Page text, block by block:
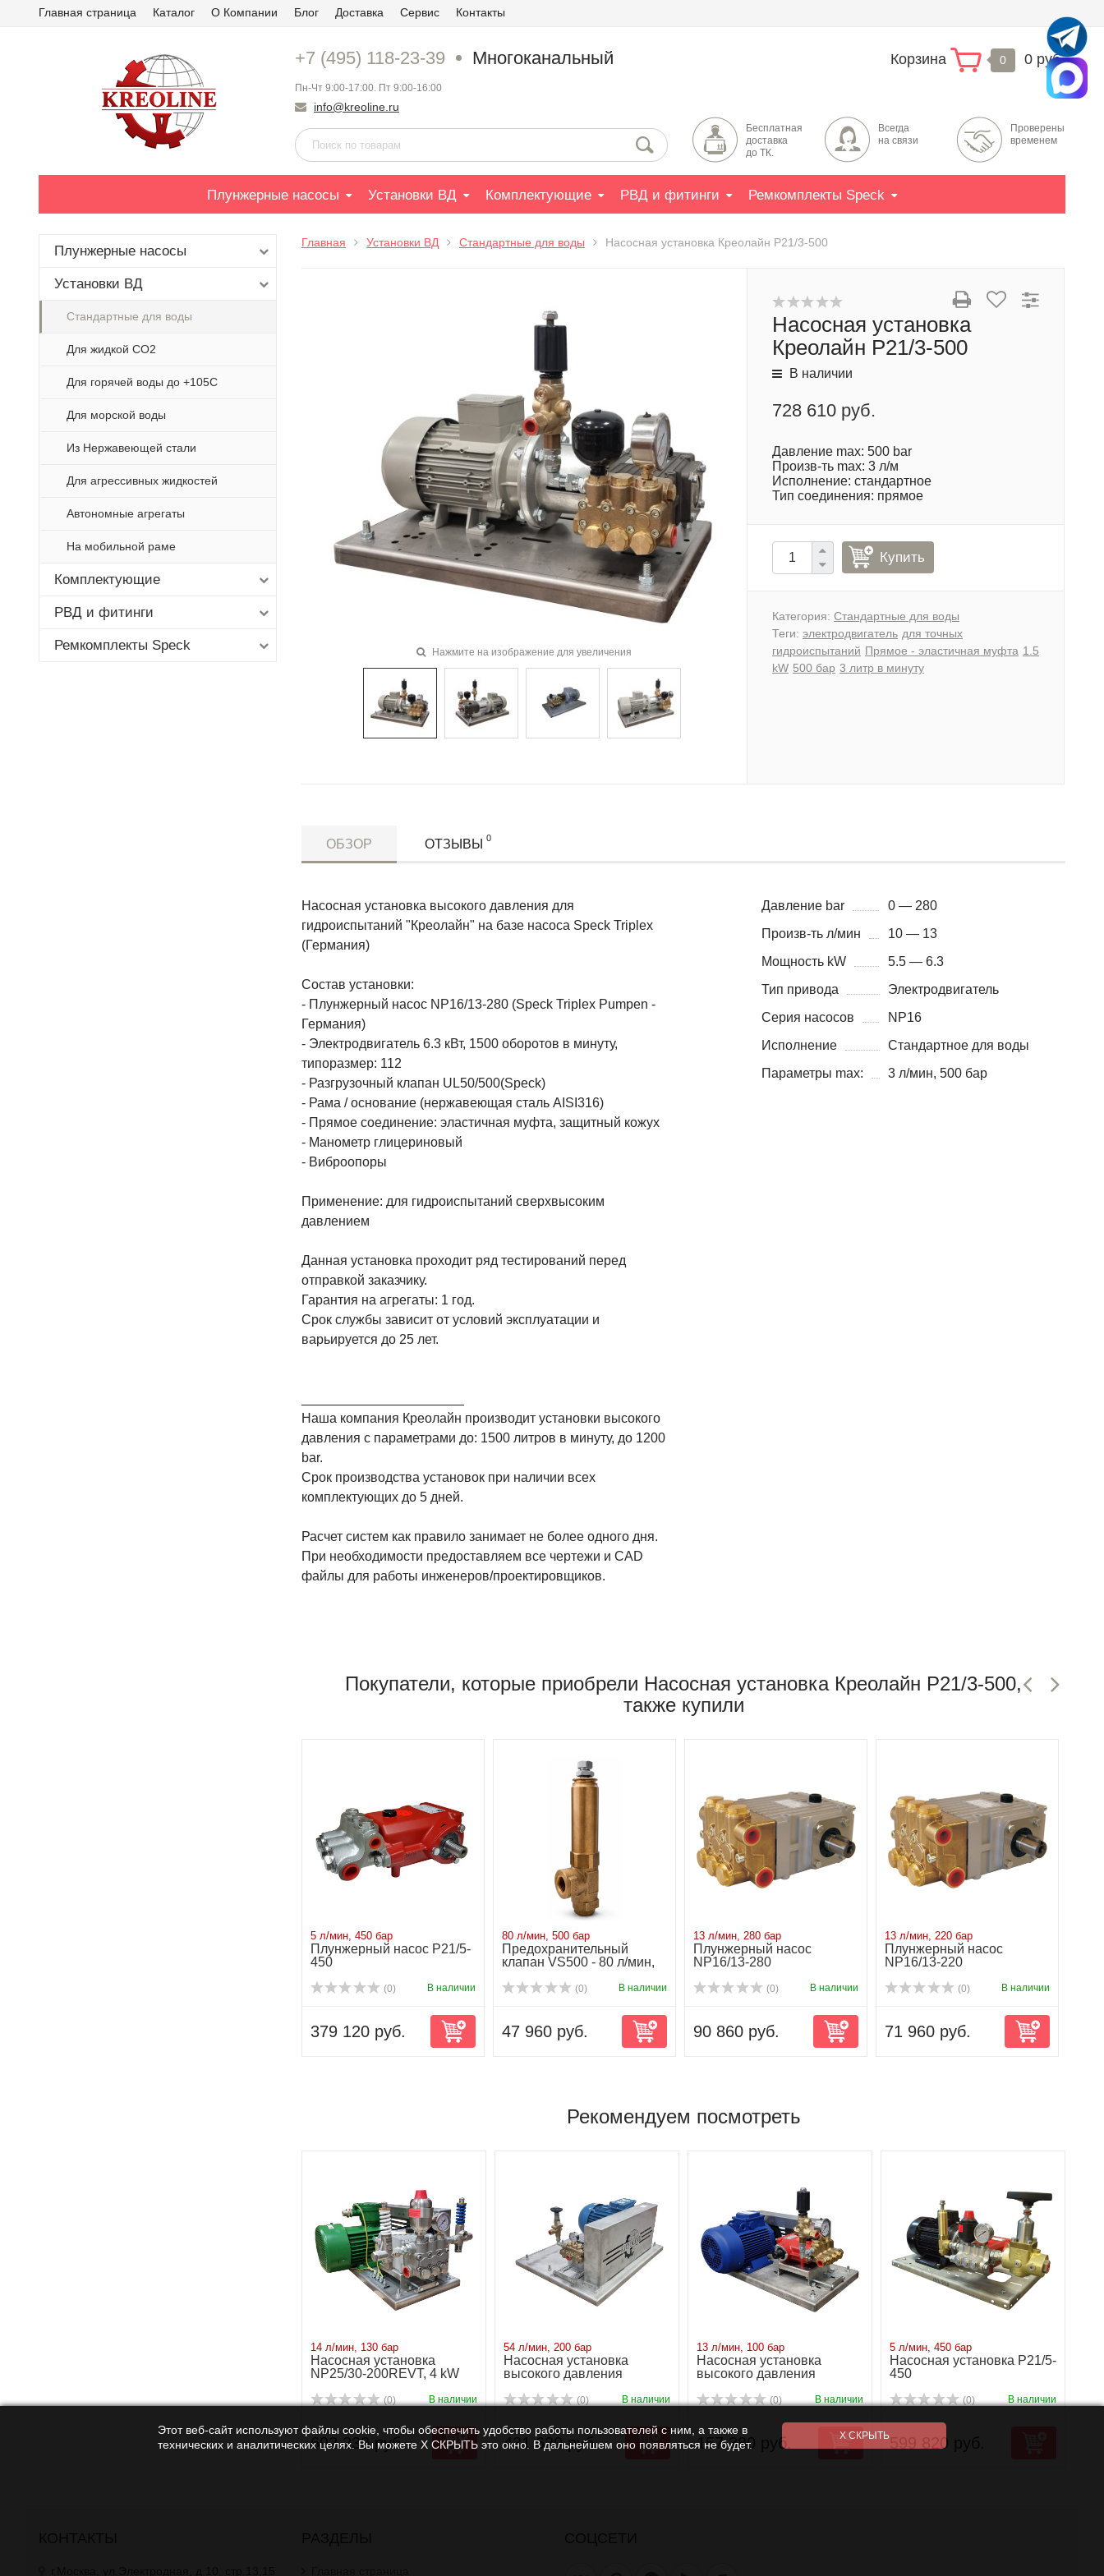
Главная страница Каталог О Компании Блог Доставка Сервис Контакты
+7 (495) 118-23-39 Многоканальный
Пн-Чт 9:00-17:00. Пт 9:00-16:00
info@kreoline.ru
Корзина 0 0 руб.
Бесплатная
доставка
до ТК.
Всегда
на связи
Проверены
временем
Плунжерные насосы Установки ВД Комплектующие РВД и фитинги Ремкомплекты Speck
Плунжерные насосы
Установки ВД
Стандартные для воды
Для жидкой СО2
Для горячей воды до +105С
Для морской воды
Из Нержавеющей стали
Для агрессивных жидкостей
Автономные агрегаты
На мобильной раме
Комплектующие
РВД и фитинги
Ремкомплекты Speck
Главная Установки ВД Стандартные для воды Насосная установка Креолайн P21/3-500
Нажмите на изображение для увеличения
Насосная установка
Креолайн P21/3-500
В наличии
728 610 руб.
Давление max: 500 bar
Произв-ть max: 3 л/м
Исполнение: стандартное
Тип соединения: прямое
Купить
Категория: Стандартные для воды
Теги: электродвигатель для точных
гидроиспытаний Прямое - эластичная муфта 1.5
kW 500 бар 3 литр в минуту
ОБЗОР ОТЗЫВЫ 0
Насосная установка высокого давления для
гидроиспытаний "Креолайн" на базе насоса Speck Triplex
(Германия)
Состав установки:
- Плунжерный насос NP16/13-280 (Speck Triplex Pumpen -
Германия)
- Электродвигатель 6.3 кВт, 1500 оборотов в минуту,
типоразмер: 112
- Разгрузочный клапан UL50/500(Speck)
- Рама / основание (нержавеющая сталь AISI316)
- Прямое соединение: эластичная муфта, защитный кожух
- Манометр глицериновый
- Виброопоры
Применение: для гидроиспытаний сверхвысоким
давлением
Данная установка проходит ряд тестирований перед
отправкой заказчику.
Гарантия на агрегаты: 1 год.
Срок службы зависит от условий эксплуатации и
варьируется до 25 лет.
Наша компания Креолайн производит установки высокого
давления с параметрами до: 1500 литров в минуту, до 1200
bar.
Срок производства установок при наличии всех
комплектующих до 5 дней.
Расчет систем как правило занимает не более одного дня.
При необходимости предоставляем все чертежи и CAD
файлы для работы инженеров/проектировщиков.
Давление bar
0 — 280
Произв-ть л/мин
10 — 13
Мощность kW
5.5 — 6.3
Тип привода
Электродвигатель
Серия насосов
NP16
Исполнение
Стандартное для воды
Параметры max:
3 л/мин, 500 бар
Покупатели, которые приобрели Насосная установка Креолайн P21/3-500,
также купили
5 л/мин, 450 бар
Плунжерный насос P21/5-
450
(0) В наличии
379 120 руб.
80 л/мин, 500 бар
Предохранительный
клапан VS500 - 80 л/мин,
(0) В наличии
47 960 руб.
13 л/мин, 280 бар
Плунжерный насос
NP16/13-280
(0) В наличии
90 860 руб.
13 л/мин, 220 бар
Плунжерный насос
NP16/13-220
(0) В наличии
71 960 руб.
Рекомендуем посмотреть
14 л/мин, 130 бар
Насосная установка
NP25/30-200REVT, 4 kW
(0) В наличии
692 230 руб.
54 л/мин, 200 бар
Насосная установка
высокого давления
(0) В наличии
431 620 руб.
13 л/мин, 100 бар
Насосная установка
высокого давления
(0) В наличии
157 380 руб.
5 л/мин, 450 бар
Насосная установка P21/5-
450
(0) В наличии
599 820 руб.
Этот веб-сайт используют файлы cookie, чтобы обеспечить удобство работы пользователей с ним, а также в
технических и аналитических целях. Вы можете Х СКРЫТЬ это окно. В дальнейшем оно появляться не будет.